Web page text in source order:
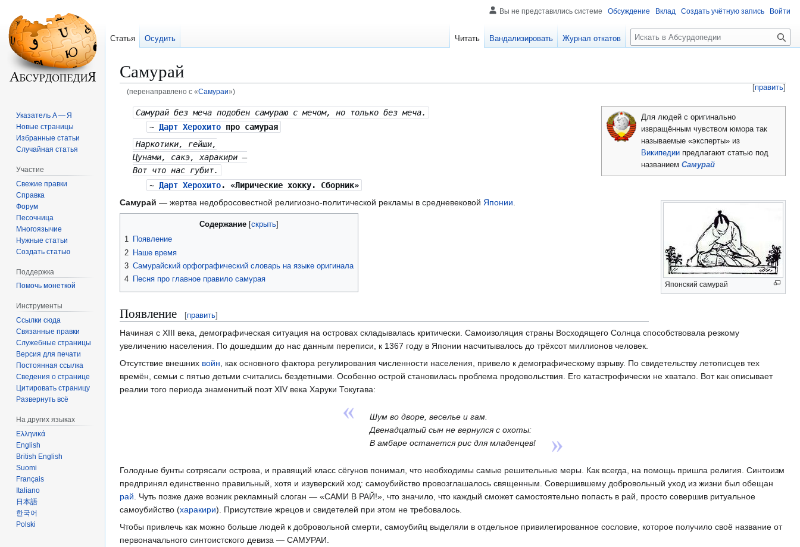
Самурай
[править]
(перенаправлено с «Самураи»)
Перейти
навигации
Перейти
поиску
Для людей с оригинально
извращённым чувством юмора так
называемые «эксперты» из
Википедии предлагают статью под
названием Самурай
Самурай без меча подобен самураю с мечом, но только без меча.
~ Дарт Херохитопро самурая
Наркотики, гейши,
Цунами, сакэ, харакири —
Вот что нас губит.
~ Дарт Херохито. «Лирические хокку. Сборник»
Японский самурай
Самурай — жертва недобросовестной религиозно-политической рекламы в средневековой Японии.
Содержание
1 Появление
2 Наше время
3 Самурайский орфографический словарь на языке оригинала
4 Песня про главное правило самурая
Появление [править]
Начиная с ХIII века, демографическая ситуация на островах складывалась критически. Самоизоляция страны Восходящего Солнца способствовала резкому
увеличению населения. По дошедшим до нас данным переписи, к 1367 году в Японии насчитывалось до трёхсот миллионов человек.
Отсутствие внешних войн, как основного фактора регулирования численности населения, привело к демографическому взрыву. По свидетельству летописцев тех
времён, семьи с пятью детьми считались бездетными. Особенно острой становилась проблема продовольствия. Его катастрофически не хватало. Вот как описывает
реалии того периода знаменитый поэт ХIV века Харуки Токугава:
Шум во дворе, веселье и гам.
Двенадцатый сын не вернулся с охоты:
В амбаре останется рис для младенцев!
Голодные бунты сотрясали острова, и правящий класс сёгунов понимал, что необходимы самые решительные меры. Как всегда, на помощь пришла религия. Синтоизм
предпринял единственно правильный, хотя и изуверский ход: самоубийство провозглашалось священным. Совершившему добровольный уход из жизни был обещан
рай. Чуть позже даже возник рекламный слоган — «САМИ В РАЙ!», что значило, что каждый сможет самостоятельно попасть в рай, просто совершив ритуальное
самоубийство (харакири). Присутствие жрецов и свидетелей при этом не требовалось.
Чтобы привлечь как можно больше людей к добровольной смерти, самоубийц выделяли в отдельное привилегированное сословие, которое получило своё название от
первоначального синтоистского девиза — САМУРАИ.
Вы не представились системе Обсуждение Вклад Создать учётную запись Войти
Статья Осудить Читать Вандализировать Журнал откатов
П
о
к
Указатель А — Я
Новые страницы
Избранные статьи
Случайная статья
Участие
Свежие правки
Справка
Форум
Песочница
Многоязычие
Нужные статьи
Создать статью
Поддержка
Помочь монеткой
Инструменты
Ссылки сюда
Связанные правки
Служебные страницы
Версия для печати
Постоянная ссылка
Сведения о странице
Цитировать страницу
Развернуть всё
На других языках
Ελληνικά
English
British English
Suomi
Français
Italiano
日本語
한국어
Polski